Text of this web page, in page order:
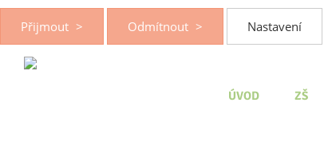
Přijmout Odmítnout Nastavení
ÚVOD ZŠ